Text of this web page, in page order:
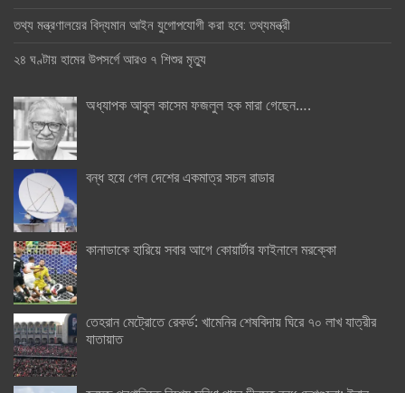
তথ্য মন্ত্রণালয়ের বিদ্যমান আইন যুগোপযোগী করা হবে: তথ্যমন্ত্রী
২৪ ঘণ্টায় হামের উপসর্গে আরও ৭ শিশুর মৃত্যু
অধ্যাপক আবুল কাসেম ফজলুল হক মারা গেছেন….
বন্ধ হয়ে গেল দেশের একমাত্র সচল রাডার
কানাডাকে হারিয়ে সবার আগে কোয়ার্টার ফাইনালে মরক্কো
তেহরান মেট্রোতে রেকর্ড: খামেনির শেষবিদায় ঘিরে ৭০ লাখ যাত্রীর
যাতায়াত